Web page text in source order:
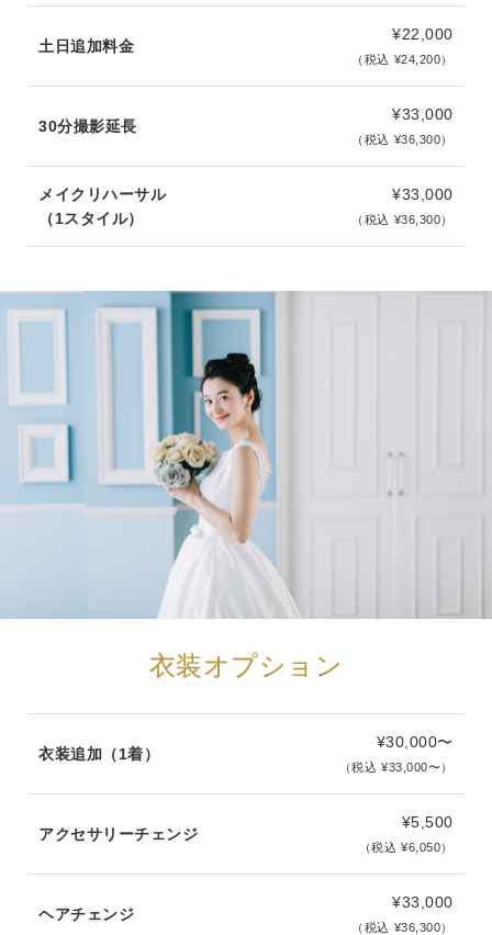
土日追加料金
¥22,000
（税込 ¥24,200）
30分撮影延長
¥33,000
（税込 ¥36,300）
メイクリハーサル
（1スタイル）
¥33,000
（税込 ¥36,300）
衣装オプション
衣装追加（1着）
¥30,000〜
（税込 ¥33,000〜）
アクセサリーチェンジ
¥5,500
（税込 ¥6,050）
ヘアチェンジ
¥33,000
（税込 ¥36,300）